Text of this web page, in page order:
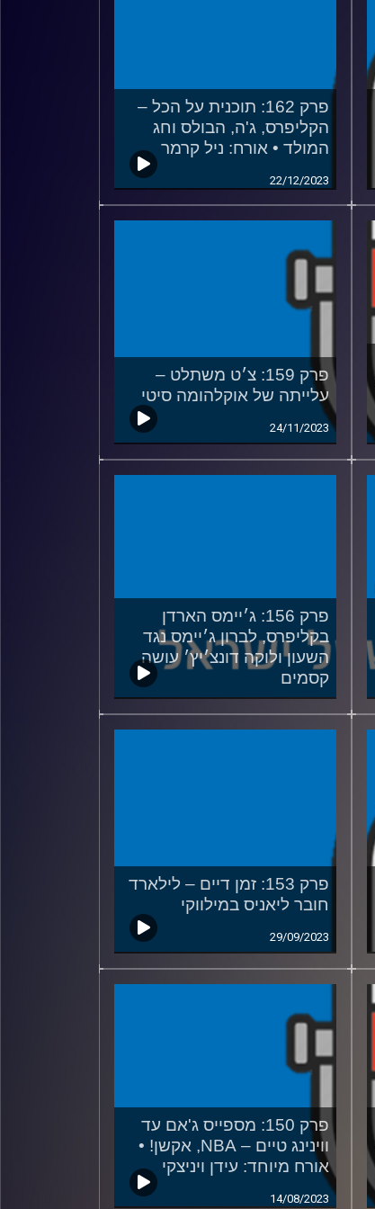
פרק 162: תוכנית על הכל –
הקליפרס, ג'ה, הבולס וחג
המולד • אורח: ניל קרמר
22/12/2023
פרק 159: צ׳ט משתלט –
עלייתה של אוקלהומה סיטי
24/11/2023
פרק 156: ג׳יימס הארדן
בקליפרס, לברון ג׳יימס נגד
השעון ולוקה דונצ׳יץ׳ עושה
קסמים
02/11/2023
פרק 153: זמן דיים – לילארד
חובר ליאניס במילווקי
29/09/2023
פרק 150: מספייס ג'אם עד
ווינינג טיים – NBA, אקשן! •
אורח מיוחד: עידן ויניצקי
14/08/2023